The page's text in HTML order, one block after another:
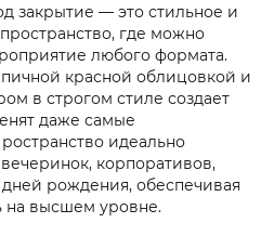
закрытие — это стильное и
где можно
любого формата.
красной облицовкой и
в строгом стиле создает
даже самые
идеально
корпоративов,
рождения, обеспечивая
на высшем уровне.